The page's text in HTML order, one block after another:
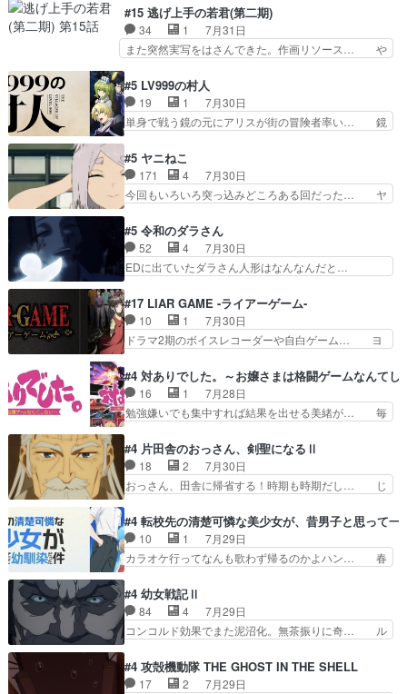
し良い話化け猫は油が好物… 今回はあかやし1体
のみで15分。金持ちの… 今更だけど霊が性行為
で祓えることは何とな…
人物が増えてわいわいしたところが好き… 初コミ
ティアで２０冊刷りは妥当だよね。俺… 藤森さん
のママ向けの漫画で、また涙腺が⋯… 〜漫画に
「想い」をこめよう｣娘に漫画であ… 何回この作
てコミティアっていいなあ。同… コミティア参加
のしおりを徹夜で作る先生(… お母さん、娘にあ
んな漫画描かれたら泣いち…
#15 逃げ上手の若君(第二期)
34 1
7月31日
また突然実写をはさんできた。作画リソース… や
歳まで童貞だと魔法使いになれるという… こっち
の諏訪の三大将もまたクセが強いw色… 頼重が完
全にブレーンだよね毎回敵キャラが… 弧次郎「欲
を我慢して強くなれるなら大飯食… 変化球な演出
ていただきました！最終的に… この高らかなDT
宣言、合田一人に通じるも… この作品は近年稀に
見るおっさんキャラの充…
#5 LV999の村人
19 1
7月30日
単身で戦う鏡の元にアリスが街の冒険者率い… 鏡
なががんばってくれたアリスの父ちゃん… 成長限
界が999である村人と定めた上位存… 大規模バト
ルシーンなのに会話してばっかり… やっぱり勇者
より強かったか笑統率力LV9… 普通の人間の親子
組みか‥Lv200帯の… そのために役割を超越する
者の出現させるた… アリスのお陰で他の勇者達も
共闘してくれ魔…
#5 ヤニねこ
171 4
7月30日
今回もいろいろ突っ込みどころある回だった… ヤ
ちゃんの恋愛話をしたり、タバコを生産… ここう
っすら思ったことズバリ言ってくれて… おかし
い、さわやかだ 世話好きの陰に支配… ヤクねこ
のクワガタ取りの話見て切なくなっ… 普段は選別
れww唐突な作画力の正… なんか今日はかなり一
瞬で終わっちまったっ… 先週と比べてまだまとも
に見えた。4話は過…
#5 令和のダラさん
52 4
7月30日
EDに出ていたダラさん人形はなんなんだと…
惨な過去がきっちり現代に継承されている… ダラ
さんと姉弟の母との出会いの話やはりダ… ダラさ
んの過去話も佳境…げに恐ろしいは人… 第５話感
想：２人の過剰な貢ぎ物?の礼とし… 第５話感
系列が4話と入れ替わってるのね… こんなデカイ
のどうやって運ぶんだよ！？姉… ダラさん、人型
形態にもなれるんか!?w髪…
#17 LIAR GAME -ライアーゲーム-
10 1
7月30日
ドラマ2期のボイスレコーダーや自白ゲーム… ヨ
国の奴らも馬鹿が多いが、夜の国も同じ… ご視聴
ありがとうございました来週もよろし… 握った◯
治郎（中の人的に）仲間であるプレ… ヨコヤの頭
の回転の速さと人間の心理を利用… 夜の国のヨコ
で夜の国の独裁支配を強化、… やはりヨコヤいい
ですね。昼の国が勝てる流… 役で出演いたしまし
た。次回も緊張が止まり…
#4 対ありでした。～お嬢さまは格闘ゲームなんてし
16 1
7月28日
勉強嫌いでも集中すれば結果を出せる美緒が… 毎
なゲームも相手が強すぎるとやる気無く… テー
マ：テスト勉強と大会感想は、美緒がテ… すげー
ーーーーーーーー良い……。女性声優… 深夜の格
ゲー対戦よりテストの方がよっぽど… 真剣に授業
ストに向けて勉強会！美緒ちゃ… 受験勉強と戦闘
の2択なら戦闘を選ぶ娘w美… 勉強嫌いでバトル
を選ぶって、ひぐらしの沙…
#4 片田舎のおっさん、剣聖になるⅡ
18 2
7月30日
おっさん、田舎に帰省する！時期も時期だし… じ
れない爺さんには夢が詰まってると思う… クル
ニ、ヘンブリッツ、ミュイと一緒におっ… 帰省、
お供ヒロインはクルニ。順番的には確… 父親から
手紙が来た。サーベルボアの退治の… ここでヘン
家に帰ることに・ベリルはミュ… おっさんの親と
なるとお爺ちゃんだよね孫扱… ・ベリル、実家に
帰ることに・ベリルはミュ…
#4 転校先の清楚可憐な美少女が、昔男子と思って一
10 1
7月29日
カラオケ行ってなんも歌わず帰るのかよハン… 春
やらあの女優さんが春希のお母さんのよ… 春希ち
ゃん姫ちゃんに野菜の子も凄え可愛い… 隼人くん
のスマホを買いに行ってたけど完全… 第４話を
U-NEXTで視聴しました。視聴… スマホを買うた
見始めてたけどなんだかん… いきなりシリアス展
開ぶち込んでくるじゃん… 春希の家庭事情は複
#4 幼女戦記Ⅱ
84 4
7月29日
コンコルド効果でまた泥沼化。無茶振りに奇… ル
グを更新しました!!宜しければ、是非… 計画通り
にはいかないね笑やり遂げた(ほぼ… 今回もター
#4 攻殻機動隊 THE GHOST IN THE SHELL
17 2
7月29日